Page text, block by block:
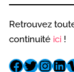
Retrouvez
continuité ici !